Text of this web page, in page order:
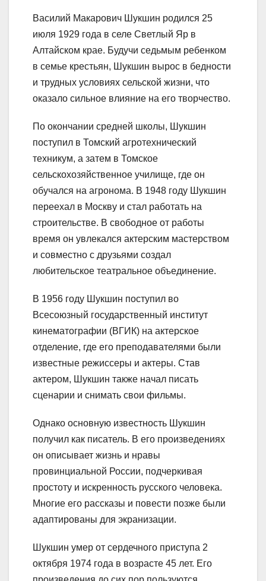
Василий Макарович Шукшин родился 25
июля 1929 года в селе Светлый Яр в
Алтайском крае. Будучи седьмым ребенком
в семье крестьян, Шукшин вырос в бедности
и трудных условиях сельской жизни, что
оказало сильное влияние на его творчество.
По окончании средней школы, Шукшин
поступил в Томский агротехнический
техникум, а затем в Томское
сельскохозяйственное училище, где он
обучался на агронома. В 1948 году Шукшин
переехал в Москву и стал работать на
строительстве. В свободное от работы
время он увлекался актерским мастерством
и совместно с друзьями создал
любительское театральное объединение.
В 1956 году Шукшин поступил во
Всесоюзный государственный институт
кинематографии (ВГИК) на актерское
отделение, где его преподавателями были
известные режиссеры и актеры. Став
актером, Шукшин также начал писать
сценарии и снимать свои фильмы.
Однако основную известность Шукшин
получил как писатель. В его произведениях
он описывает жизнь и нравы
провинциальной России, подчеркивая
простоту и искренность русского человека.
Многие его рассказы и повести позже были
адаптированы для экранизации.
Шукшин умер от сердечного приступа 2
октября 1974 года в возрасте 45 лет. Его